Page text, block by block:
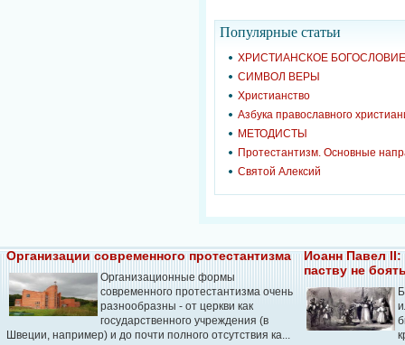
Популярные cтатьи
ХРИСТИАНСКОЕ БОГОСЛОВИЕ
СИМВОЛ ВЕРЫ
Христианство
Азбука православного
МЕТОДИСТЫ
Протестантизм. Основные
Святой Алексий
Организации современного протестантизма
Организационные формы
современного протестантизма очень
разнообразны - от церкви как
государственного учреждения (в
Швеции, например) и до почти полного отсутствия ка...
Иоанн Павел
паству не